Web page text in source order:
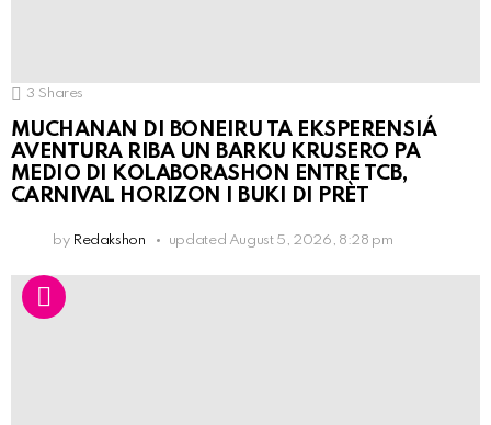
3 Shares
MUCHANAN DI BONEIRU TA EKSPERENSIÁ
AVENTURA RIBA UN BARKU KRUSERO PA
MEDIO DI KOLABORASHON ENTRE TCB,
CARNIVAL HORIZON I BUKI DI PRÈT
by Redakshon updated August 5, 2026, 8:28 pm